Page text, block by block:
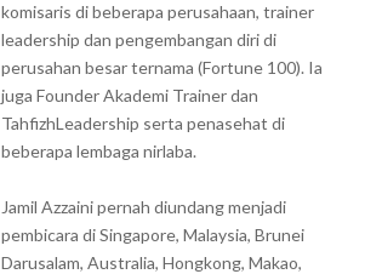
komisaris di beberapa perusahaan, trainer
leadership dan pengembangan diri di
perusahan besar ternama (Fortune 100). Ia
juga Founder Akademi Trainer dan
TahfizhLeadership serta penasehat di
beberapa lembaga nirlaba.
Jamil Azzaini pernah diundang menjadi
pembicara di Singapore, Malaysia, Brunei
Darusalam, Australia, Hongkong, Makao,